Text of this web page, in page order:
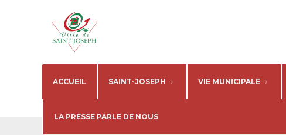
ACCUEIL SAINT-JOSEPH VIE MUNICIPALE
LA PRESSE PARLE DE NOUS